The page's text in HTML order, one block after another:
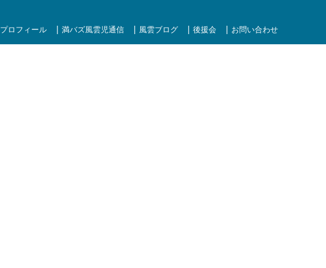
プロフィール 満バズ風雲児通信 風雲ブログ 後援会 お問い合わせ